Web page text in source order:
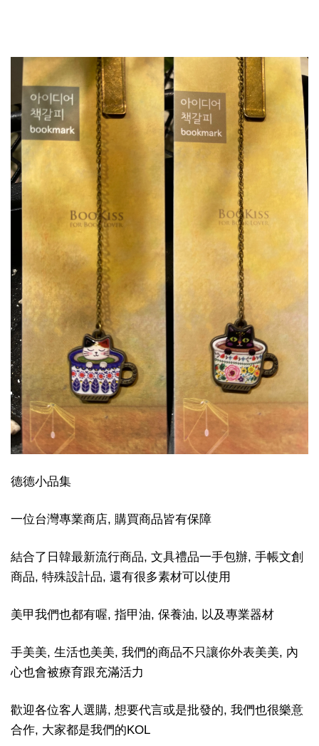
德德小品集
一位台灣專業商店, 購買商品皆有保障
結合了日韓最新流行商品, 文具禮品一手包辦, 手帳文創
商品, 特殊設計品, 還有很多素材可以使用
美甲我們也都有喔, 指甲油, 保養油, 以及專業器材
手美美, 生活也美美, 我們的商品不只讓你外表美美, 內
心也會被療育跟充滿活力
歡迎各位客人選購, 想要代言或是批發的, 我們也很樂意
合作, 大家都是我們的KOL